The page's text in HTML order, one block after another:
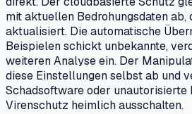
mit aktuellen Bedrohungsdaten
aktualisiert. Die automatische
Beispielen schickt unbekannte,
weiteren Analyse ein. Der
diese Einstellungen selbst ab und
Schadsoftware oder unautorisierte
Virenschutz heimlich ausschalten.